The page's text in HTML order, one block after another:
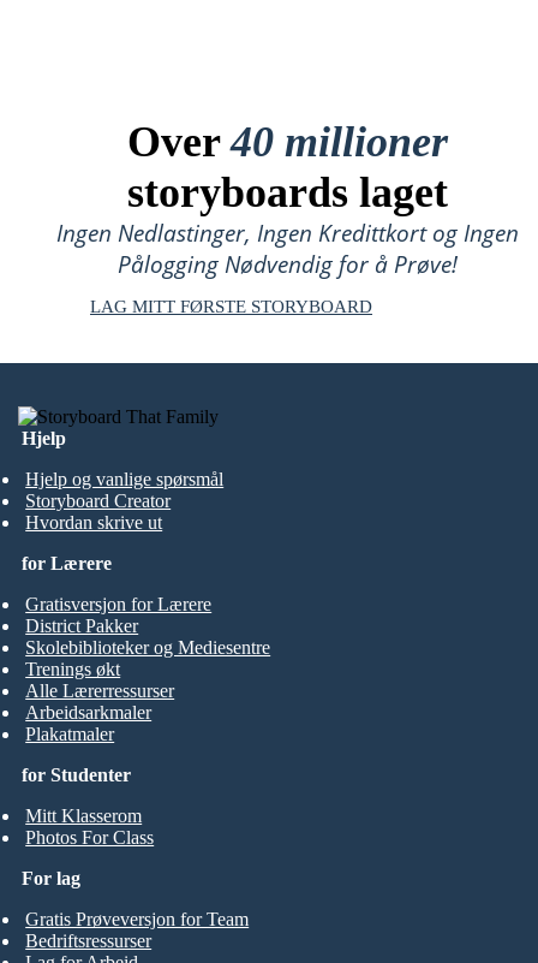
Over40 millioner
storyboards laget
Ingen Nedlastinger, Ingen Kredittkort og Ingen
Pålogging Nødvendig for å Prøve!
LAG MITT FØRSTE STORYBOARD
Hjelp
Hjelp og vanlige spørsmål
Storyboard Creator
Hvordan skrive ut
for Studenter
Mitt Klasserom
Photos For Class
for Lærere
Gratisversjon for Lærere
District Pakker
Skolebiblioteker og Mediesentre
Trenings økt
Alle Lærerressurser
Arbeidsarkmaler
Plakatmaler
For lag
Gratis Prøveversjon for Team
Bedriftsressurser